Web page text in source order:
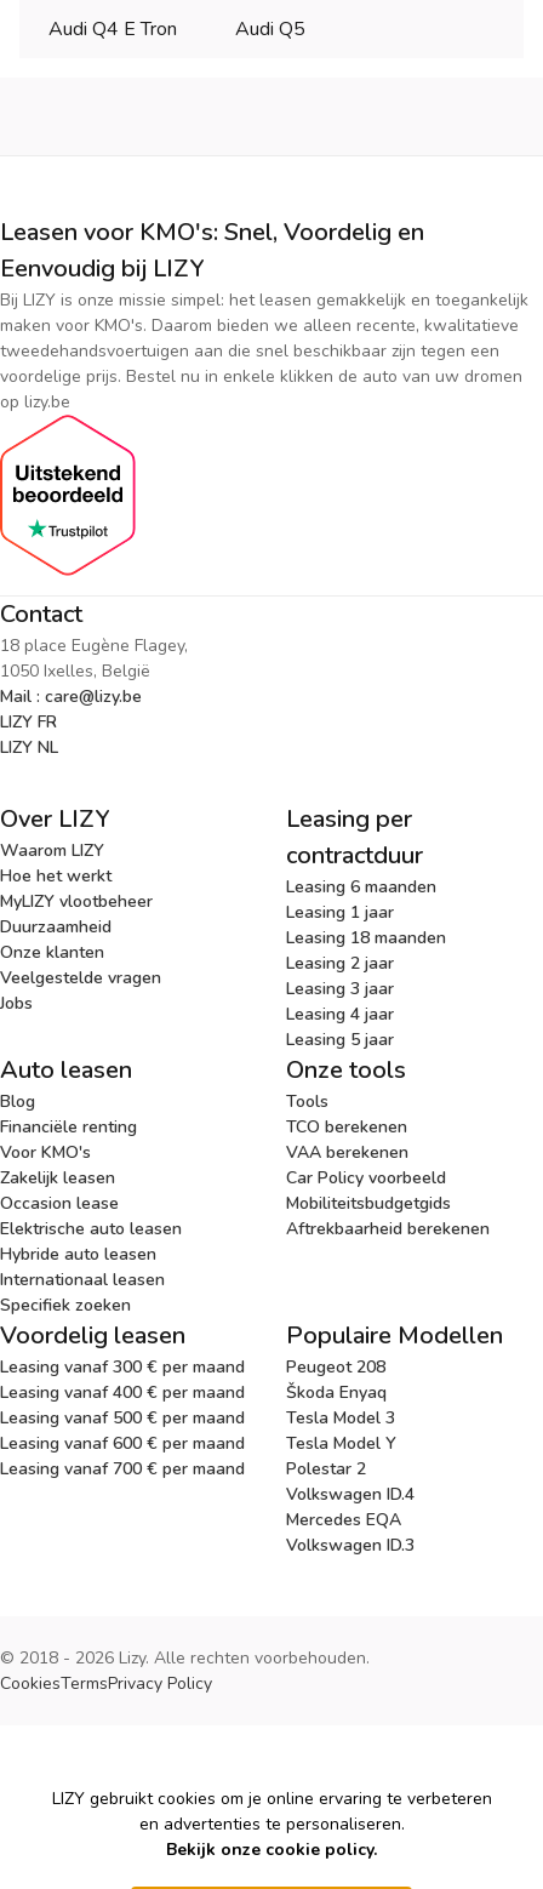
Audi Q4 E Tron Audi Q5
Leasen voor KMO's: Snel, Voordelig en
Eenvoudig bij LIZY
Bij LIZY is onze missie simpel: het leasen gemakkelijk en toegankelijk
maken voor KMO's. Daarom bieden we alleen recente, kwalitatieve
tweedehandsvoertuigen aan die snel beschikbaar zijn tegen een
voordelige prijs. Bestel nu in enkele klikken de auto van uw dromen
op lizy.be
Contact
18 place Eugène Flagey,
1050 Ixelles, België
Mail : care@lizy.be
LIZY FR
LIZY NL
Over LIZY
Waarom LIZY
Hoe het werkt
MyLIZY vlootbeheer
Duurzaamheid
Onze klanten
Veelgestelde vragen
Jobs
Leasing per
contractduur
Leasing 6 maanden
Leasing 1 jaar
Leasing 18 maanden
Leasing 2 jaar
Leasing 3 jaar
Leasing 4 jaar
Leasing 5 jaar
Auto leasen
Blog
Financiële renting
Voor KMO's
Zakelijk leasen
Occasion lease
Elektrische auto leasen
Hybride auto leasen
Internationaal leasen
Specifiek zoeken
Onze tools
Tools
TCO berekenen
VAA berekenen
Car Policy voorbeeld
Mobiliteitsbudgetgids
Aftrekbaarheid berekenen
Voordelig leasen
Leasing vanaf 300 € per maand
Leasing vanaf 400 € per maand
Leasing vanaf 500 € per maand
Leasing vanaf 600 € per maand
Leasing vanaf 700 € per maand
Populaire Modellen
Peugeot 208
Škoda Enyaq
Tesla Model 3
Tesla Model Y
Polestar 2
Volkswagen ID.4
Mercedes EQA
Volkswagen ID.3
© 2018 - 2026 Lizy. Alle rechten voorbehouden.
CookiesTermsPrivacy Policy
Cookies
LIZY gebruikt cookies om je online ervaring te verbeteren
en advertenties te personaliseren.
Bekijk onze cookie policy.